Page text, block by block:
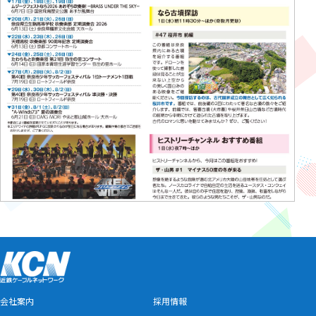
会社案内 採用情報